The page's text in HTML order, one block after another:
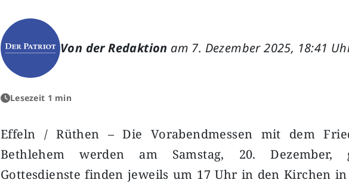
Von der Redaktion am 7. Dezember 2025, 18:41
Lesezeit 1 min
Effeln / Rüthen – Die Vorabendmessen mit dem
Bethlehem werden am Samstag, 20. Dezember,
Gottesdienste finden jeweils um 17 Uhr in den Kirchen